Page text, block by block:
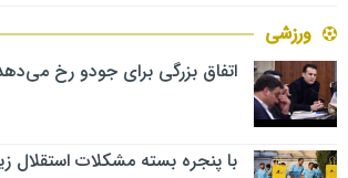
ورزشی
اتفاق بزرگی برای جودو رخ
با پنجره بسته مشکلات استقلال